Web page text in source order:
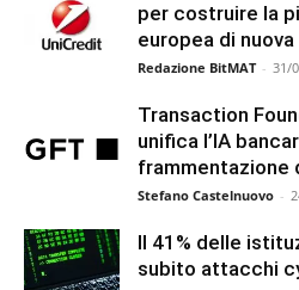
per costruire la
europea di
Redazione BitMAT - 31/
Transaction
unifica l’IA
frammentazione
Stefano Castelnuovo -
Il 41% delle
subito attacchi